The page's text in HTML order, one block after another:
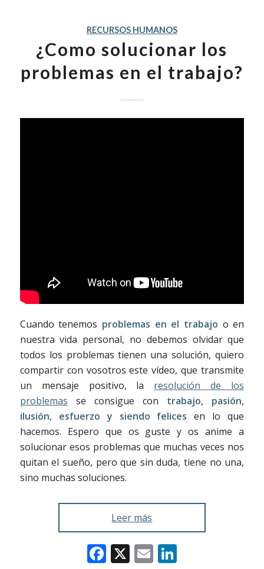
RECURSOS HUMANOS
¿Como solucionar los
problemas en el trabajo?
Cuando tenemos problemas en el trabajo o en
nuestra vida personal, no debemos olvidar que
todos los problemas tienen una solución, quiero
compartir con vosotros este vídeo, que transmite
un mensaje positivo, la resolución de los
problemas se consigue con trabajo, pasión,
ilusión, esfuerzo y siendo felices en lo que
hacemos. Espero que os guste y os anime a
solucionar esos problemas que muchas veces nos
quitan el sueño, pero que sin duda, tiene no una,
sino muchas soluciones.
Leer más
Facebook
X EmailLinkedIn